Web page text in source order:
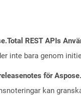
REST APIs
inte bara genom
för
kan